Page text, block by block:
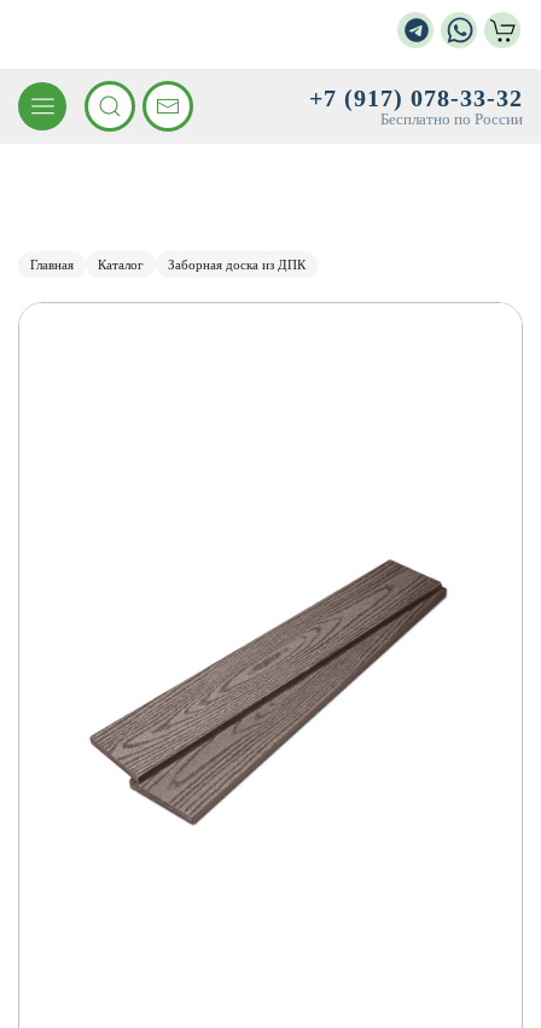
+7 (917) 078-33-32
Бесплатно по России
Главная Каталог Заборная доска из ДПК